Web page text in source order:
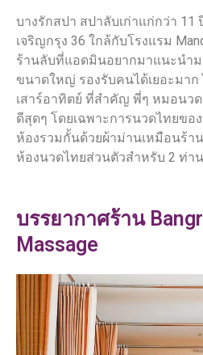
บางรักสปา สปาลับเก่าแก่กว่า
เจริญกรุง 36 ใกล้กับโรงแรม
ร้านลับที่แอดมินอยากมาแนะนำม
ขนาดใหญ่ รองรับคนได้เยอะมาก
เสาร์อาทิตย์ ที่สำคัญ พี่ๆ หมอนว
ดีสุดๆ โดยเฉพาะการนวดไทยขอ
ห้องรวมกั้นด้วยผ้าม่านเหมือนร้า
ห้องนวดไทยส่วนตัวสำหรับ 2 ท่า
บรรยากาศร้าน
Massage